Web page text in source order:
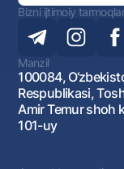
Bizni ijtimoiy
Manzil
100084,
Respublikasi,
Amir Temur shoh
101-uy